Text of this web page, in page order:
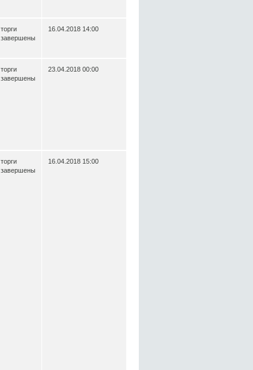
торги
завершены
16.04.2018 14:00
торги
завершены
23.04.2018 00:00
торги
завершены
16.04.2018 15:00